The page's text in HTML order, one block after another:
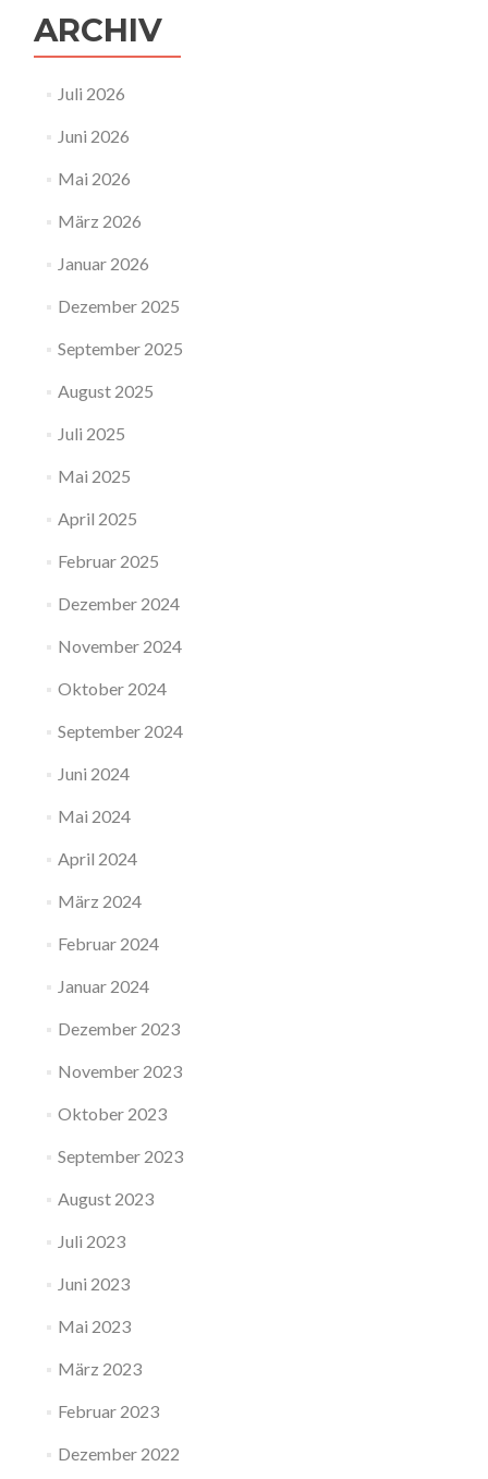
ARCHIV
Juli 2026
Juni 2026
Mai 2026
März 2026
Januar 2026
Dezember 2025
September 2025
August 2025
Juli 2025
Mai 2025
April 2025
Februar 2025
Dezember 2024
November 2024
Oktober 2024
September 2024
Juni 2024
Mai 2024
April 2024
März 2024
Februar 2024
Januar 2024
Dezember 2023
November 2023
Oktober 2023
September 2023
August 2023
Juli 2023
Juni 2023
Mai 2023
März 2023
Februar 2023
Dezember 2022